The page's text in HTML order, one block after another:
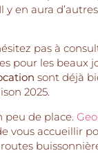
y en aura
pas à
pour les beaux
sont déjà
2025.
peu de place.
vous accueillir